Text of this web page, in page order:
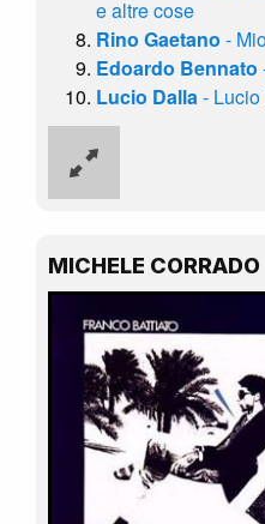
e altre cose
Rino Gaetano -
Edoardo Bennato
Lucio Dalla-
MICHELE CORRADO